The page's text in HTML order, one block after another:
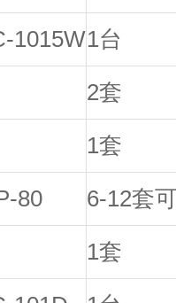
1015W1台
2套
1套
80
6-12套
1套